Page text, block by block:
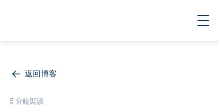
返回博客
5 分鐘閱讀